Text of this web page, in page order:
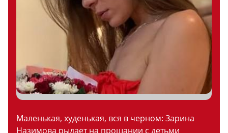
Маленькая, худенькая, вся в черном: Зарина
Назимова рыдает на прощании с детьми